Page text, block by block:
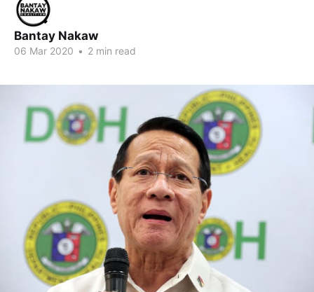
Bantay Nakaw
06 Mar 2020 • 2 min read